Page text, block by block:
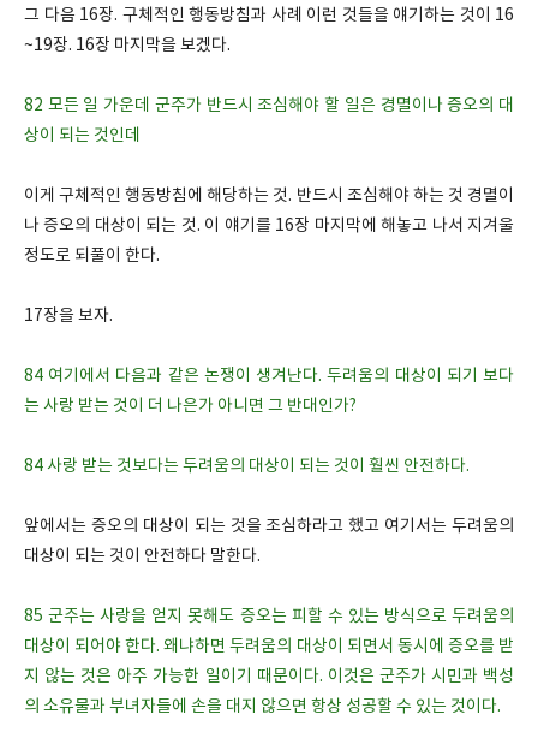
그 다음 16장. 구체적인 행동방침과 사례 이런 것들을 얘기하는 것이 16
~19장. 16장 마지막을 보겠다.
82 모든 일 가운데 군주가 반드시 조심해야 할 일은 경멸이나 증오의 대
상이 되는 것인데
이게 구체적인 행동방침에 해당하는 것. 반드시 조심해야 하는 것 경멸이
나 증오의 대상이 되는 것. 이 얘기를 16장 마지막에 해놓고 나서 지겨울
정도로 되풀이 한다.
17장을 보자.
84 여기에서 다음과 같은 논쟁이 생겨난다. 두려움의 대상이 되기 보다
는 사랑 받는 것이 더 나은가 아니면 그 반대인가?
84 사랑 받는 것보다는 두려움의 대상이 되는 것이 훨씬 안전하다.
앞에서는 증오의 대상이 되는 것을 조심하라고 했고 여기서는 두려움의
대상이 되는 것이 안전하다 말한다.
85 군주는 사랑을 얻지 못해도 증오는 피할 수 있는 방식으로 두려움의
대상이 되어야 한다. 왜냐하면 두려움의 대상이 되면서 동시에 증오를 받
지 않는 것은 아주 가능한 일이기 때문이다. 이것은 군주가 시민과 백성
의 소유물과 부녀자들에 손을 대지 않으면 항상 성공할 수 있는 것이다.